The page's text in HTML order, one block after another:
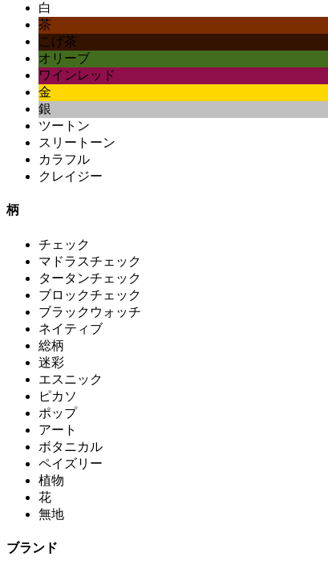
白
茶
こげ茶
オリーブ
ワインレッド
金
銀
ツートン
スリートーン
カラフル
クレイジー
柄
チェック
マドラスチェック
タータンチェック
ブロックチェック
ブラックウォッチ
ネイティブ
総柄
迷彩
エスニック
ピカソ
ポップ
アート
ボタニカル
ペイズリー
植物
花
無地
ブランド